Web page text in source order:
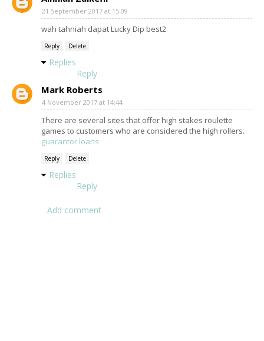
21 September 2017 at 15:09
wah tahniah dapat Lucky Dip best2
Reply Delete
Replies
Reply
Mark Roberts
4 November 2017 at 14:44
There are several sites that offer high stakes roulette
games to customers who are considered the high rollers.
guarantor loans
Reply Delete
Replies
Reply
Add comment